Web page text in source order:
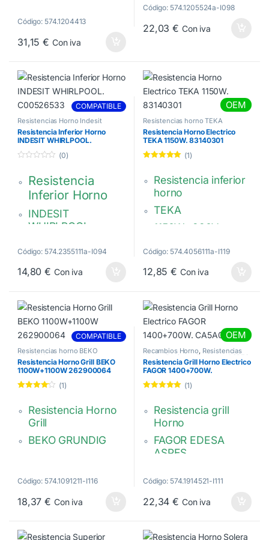
1300W 220V
00351136
Código: 574.1204413
31,15€ Con iva
2300 w. 230 v. Grill
verde.
00688620
Código: 574.1205524a-I098
22,03€ Con iva
COMPATIBLE
Resistencias Horno Indesit
Whirlpool
Resistencia Inferior Horno
INDESIT WHIRLPOOL.
e
5
(0)
Resistencia
Inferior Horno
INDESIT
WHIRLPOOL
Travesaño: 358
1150 W, 230 V.
481010868077,
488000526533,
C00480880,
C00526533
Código: 574.2355111a-I094
14,80€ Con iva
OEM
Resistencias horno TEKA
Resistencia Horno Electrico
TEKA 1150W. 83140301
(1)
Resistencia inferior
horno
TEKA
1150W. 220V.
Brida fija.
Rectangular. 385 x
83140301,
83140327
Código: 574.4056111a-I119
12,85€ Con iva
COMPATIBLE
Resistencias horno BEKO
GRUNDIG
Resistencia Horno Grill BEKO
1100W+1100W 262900064
de 5
(1)
Resistencia Horno
Grill
BEKO GRUNDIG
100 x 18 mm.
1100W+1100W
C00912539
Código: 574.1091211-I116
18,37€ Con iva
OEM
Recambios Horno, Resistencias
Horno Resistencias horno ASPES
Resistencias horno FAGOR
Resistencia Grill Horno Electrico
FAGOR 1400+700W.
(1)
Resistencia grill
Horno
FAGOR EDESA
ASPES
CA5A002A4
Sin Soporte Bulbo
Código: 574.1914521-I111
22,34€ Con iva